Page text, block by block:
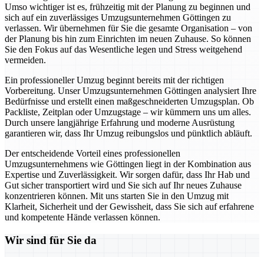
Umso wichtiger ist es, frühzeitig mit der Planung zu beginnen und
sich auf ein zuverlässiges Umzugsunternehmen Göttingen zu
verlassen. Wir übernehmen für Sie die gesamte Organisation – von
der Planung bis hin zum Einrichten im neuen Zuhause. So können
Sie den Fokus auf das Wesentliche legen und Stress weitgehend
vermeiden.
Ein professioneller Umzug beginnt bereits mit der richtigen
Vorbereitung. Unser Umzugsunternehmen Göttingen analysiert Ihre
Bedürfnisse und erstellt einen maßgeschneiderten Umzugsplan. Ob
Packliste, Zeitplan oder Umzugstage – wir kümmern uns um alles.
Durch unsere langjährige Erfahrung und moderne Ausrüstung
garantieren wir, dass Ihr Umzug reibungslos und pünktlich abläuft.
Der entscheidende Vorteil eines professionellen
Umzugsunternehmens wie Göttingen liegt in der Kombination aus
Expertise und Zuverlässigkeit. Wir sorgen dafür, dass Ihr Hab und
Gut sicher transportiert wird und Sie sich auf Ihr neues Zuhause
konzentrieren können. Mit uns starten Sie in den Umzug mit
Klarheit, Sicherheit und der Gewissheit, dass Sie sich auf erfahrene
und kompetente Hände verlassen können.
Wir sind für Sie da